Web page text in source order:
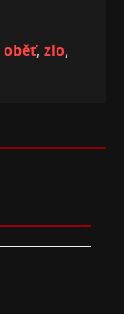
oběť, zlo,